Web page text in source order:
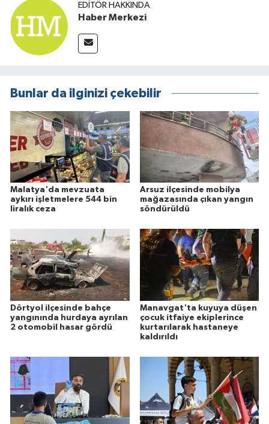
EDITÖR HAKKINDA
Haber Merkezi
Bunlar da ilginizi çekebilir
Malatya'da mevzuata
aykırı işletmelere 544 bin
liralık ceza
Arsuz ilçesinde mobilya
mağazasında çıkan yangın
söndürüldü
Dörtyol ilçesinde bahçe
yangınında hurdaya ayrılan
2 otomobil hasar gördü
Manavgat'ta kuyuya düşen
çocuk itfaiye ekiplerince
kurtarılarak hastaneye
kaldırıldı